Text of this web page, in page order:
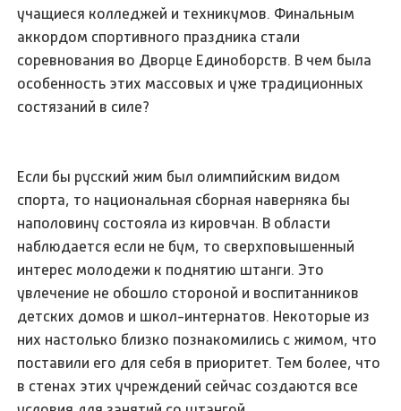
учащиеся колледжей и техникумов. Финальным
аккордом спортивного праздника стали
соревнования во Дворце Единоборств. В чем была
особенность этих массовых и уже традиционных
состязаний в силе?
Если бы русский жим был олимпийским видом
спорта, то национальная сборная наверняка бы
наполовину состояла из кировчан. В области
наблюдается если не бум, то сверхповышенный
интерес молодежи к поднятию штанги. Это
увлечение не обошло стороной и воспитанников
детских домов и школ-интернатов. Некоторые из
них настолько близко познакомились с жимом, что
поставили его для себя в приоритет. Тем более, что
в стенах этих учреждений сейчас создаются все